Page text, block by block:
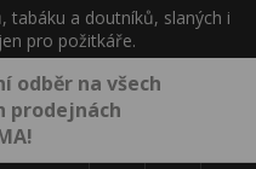
tabáku a doutníků, slaných i
pro požitkáře.
odběr na všech
prodejnách